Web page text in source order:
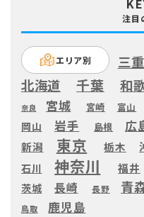
注目
エリア別 三重
北海道 千葉 和
奈良 宮城 宮崎 富山
岡山
岩手 島根 広
新潟 東京 栃木
石川
神奈川 福井
茨城 長崎 長野 青
鳥取 鹿児島